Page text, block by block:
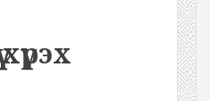
хүрэх